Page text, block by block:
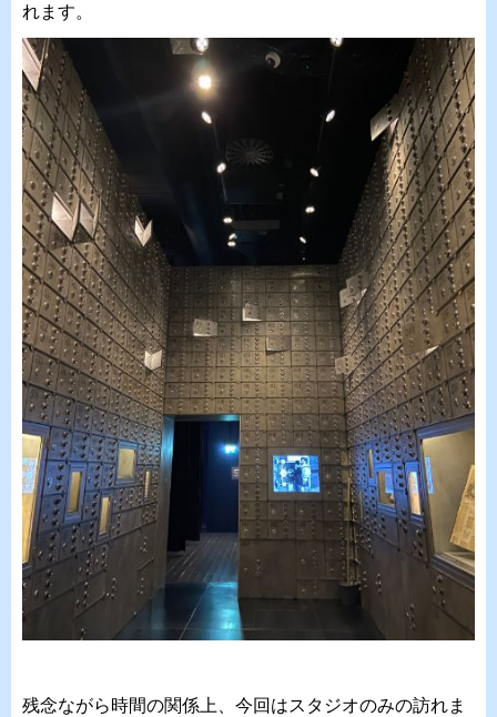
れます。
残念ながら時間の関係上、今回はスタジオのみの訪れま